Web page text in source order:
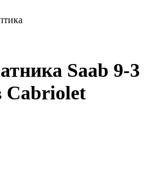
Saab 9-3
Cabriolet